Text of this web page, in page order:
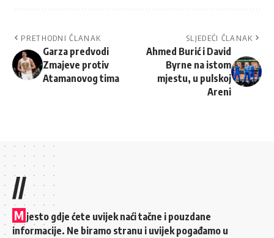
PRETHODNI ČLANAK
Garza predvodi
Zmajeve protiv
Atamanovog tima
SLJEDEĆI ČLANAK
Ahmed Burić i David
Byrne na istom
mjestu, u pulskoj
Areni
//
M jesto gdje ćete uvijek naći tačne i pouzdane
informacije. Ne biramo stranu i uvijek pogađamo u